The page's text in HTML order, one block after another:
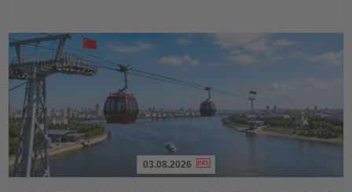
03.08.2026